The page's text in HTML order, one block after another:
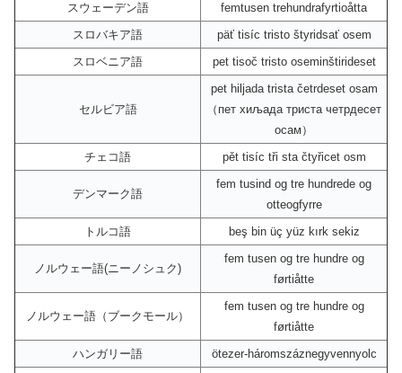
スウェーデン語
femtusen trehundrafyrtioåtta
スロバキア語
päť tisíc tristo štyridsať osem
スロベニア語
pet tisoč tristo oseminštirideset
セルビア語
pet hiljada trista četrdeset osam
（пет хиљада триста четрдесет
осам）
チェコ語
pět tisíc tři sta čtyřicet osm
デンマーク語
fem tusind og tre hundrede og
otteogfyrre
トルコ語
beş bin üç yüz kırk sekiz
ノルウェー語(ニーノシュク)
fem tusen og tre hundre og
førtiåtte
ノルウェー語（ブークモール）
fem tusen og tre hundre og
førtiåtte
ハンガリー語
ötezer-háromszáznegyvennyolc